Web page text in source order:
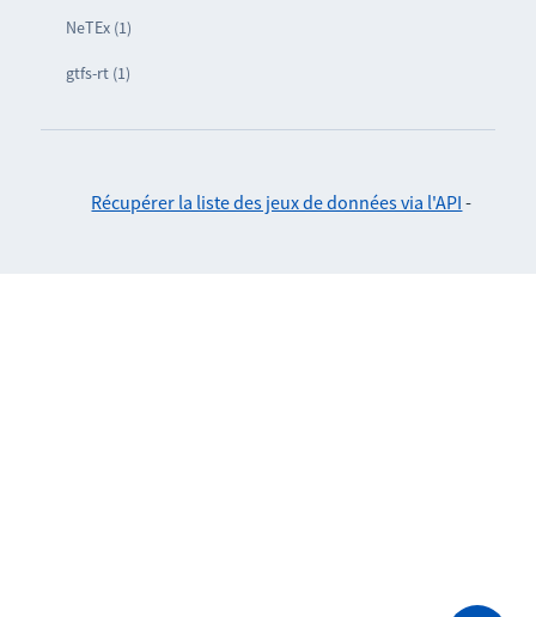
NeTEx (1)
gtfs-rt (1)
Récupérer la liste des jeux de données via l'API -